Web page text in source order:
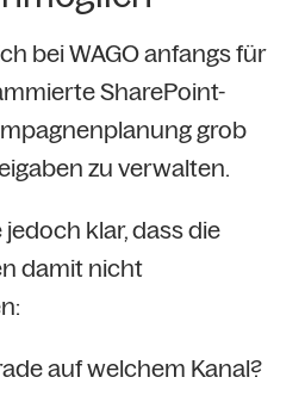
bei WAGO anfangs für
SharePoint-
grob
zu verwalten.
klar, dass die
damit nicht
auf welchem Kanal?